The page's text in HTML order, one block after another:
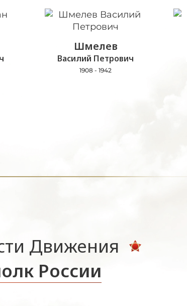
Шмелев
Василий Петрович
1908 - 1942
Движения
России